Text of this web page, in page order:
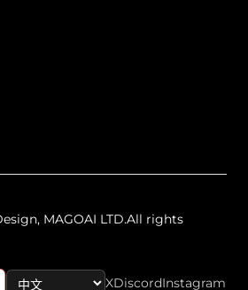
MAGOAI LTD.All rights
XDiscordInstagram